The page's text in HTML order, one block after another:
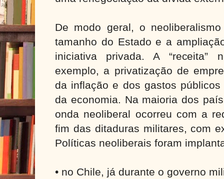
De modo geral, o
tamanho do Estado e a
iniciativa privada. A “receita”
exemplo, a privatização de
da inflação e dos gastos
da economia. Na maioria dos
onda neoliberal ocorreu com a
fim das ditaduras militares, com
Políticas neoliberais foram
• no Chile, já durante o governo